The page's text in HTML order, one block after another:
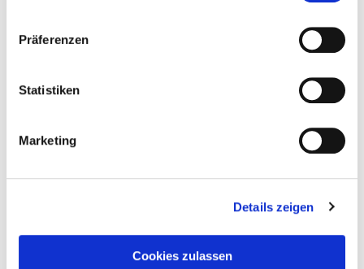
Präferenzen
Statistiken
Marketing
Details zeigen
Cookies zulassen